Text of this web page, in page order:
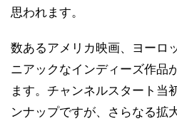
思われます。
数あるアメリカ映画、ヨーロ
ニアックなインディーズ作品
ます。チャンネルスタート当
ンナップですが、さらなる拡